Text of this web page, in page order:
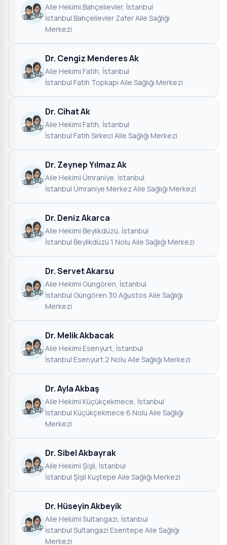
Aile Hekimi·Bahçelievler, İstanbul·
İstanbul Bahçelievler Zafer Aile Sağlığı
Merkezi
Dr. Cengiz Menderes Ak
Aile Hekimi·Fatih, İstanbul·
İstanbul Fatih Topkapı Aile Sağlığı Merkezi
Dr. Cihat Ak
Aile Hekimi·Fatih, İstanbul·
İstanbul Fatih Sirkeci Aile Sağlığı Merkezi
Dr. Zeynep Yılmaz Ak
Aile Hekimi·Ümraniye, İstanbul·
İstanbul Ümraniye Merkez Aile Sağlığı Merkezi
Dr. Deniz Akarca
Aile Hekimi·Beylikdüzü, İstanbul·
İstanbul Beylikdüzü 1 Nolu Aile Sağlığı Merkezi
Dr. Servet Akarsu
Aile Hekimi·Güngören, İstanbul·
İstanbul Güngören 30 Ağustos Aile Sağlığı
Merkezi
Dr. Melik Akbacak
Aile Hekimi·Esenyurt, İstanbul·
İstanbul Esenyurt 2 Nolu Aile Sağlığı Merkezi
Dr. Ayla Akbaş
Aile Hekimi·Küçükçekmece, İstanbul·
İstanbul Küçükçekmece 6 Nolu Aile Sağlığı
Merkezi
Dr. Sibel Akbayrak
Aile Hekimi·Şişli, İstanbul·
İstanbul Şişli Kuştepe Aile Sağlığı Merkezi
Dr. Hüseyin Akbeyik
Aile Hekimi·Sultangazi, İstanbul·
İstanbul Sultangazi Esentepe Aile Sağlığı
Merkezi